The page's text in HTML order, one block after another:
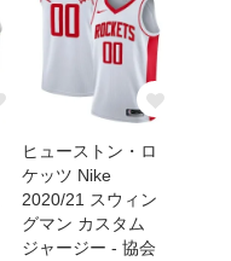
ヒューストン・ロ
ケッツ Nike
2020/21 スウィン
グマン カスタム
ジャージー - 協会